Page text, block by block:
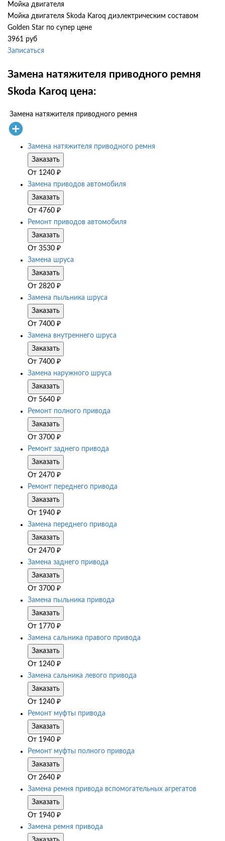
Мойка двигателя
Мойка двигателя Skoda Karoq диэлектрическим составом
Golden Star по супер цене
3961 руб
Записаться
Замена натяжителя приводного ремня
Skoda Karoq цена:
Замена натяжителя приводного ремня
Замена натяжителя приводного ремня
Заказать
От 1240 ₽
Замена приводов автомобиля
Заказать
От 4760 ₽
Ремонт приводов автомобиля
Заказать
От 3530 ₽
Замена шруса
Заказать
От 2820 ₽
Замена пыльника шруса
Заказать
От 7400 ₽
Замена внутреннего шруса
Заказать
От 7400 ₽
Замена наружного шруса
Заказать
От 5640 ₽
Ремонт полного привода
Заказать
От 3700 ₽
Ремонт заднего привода
Заказать
От 2470 ₽
Ремонт переднего привода
Заказать
От 1940 ₽
Замена переднего привода
Заказать
От 2470 ₽
Замена заднего привода
Заказать
От 3700 ₽
Замена пыльника привода
Заказать
От 1770 ₽
Замена сальника правого привода
Заказать
От 1240 ₽
Замена сальника левого привода
Заказать
От 1240 ₽
Ремонт муфты привода
Заказать
От 1940 ₽
Ремонт муфты полного привода
Заказать
От 2640 ₽
Замена ремня привода вспомогательных агрегатов
Заказать
От 1940 ₽
Замена ремня привода